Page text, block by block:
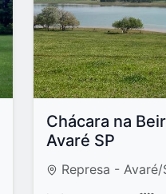
Chácara na
Avaré SP
Represa - Avaré/